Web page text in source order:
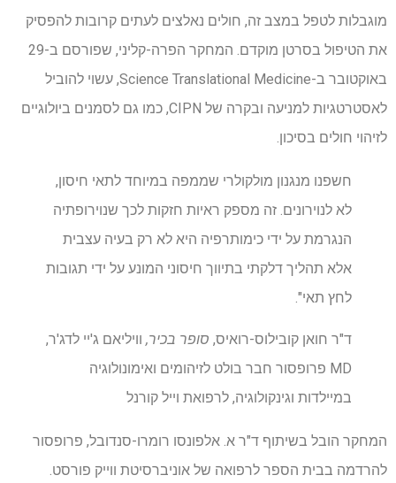
מוגבלות לטפל במצב זה, חולים נאלצים לעתים קרובות להפסיק
את הטיפול בסרטן מוקדם. המחקר הפרה-קליני, שפורסם ב-29
באוקטובר ב-Science Translational Medicine, עשוי להוביל
לאסטרטגיות למניעה ובקרה של CIPN, כמו גם לסמנים ביולוגיים
לזיהוי חולים בסיכון.
חשפנו מנגנון מולקולרי שממפה במיוחד לתאי חיסון,
לא לנוירונים. זה מספק ראיות חזקות לכך שנוירופתיה
הנגרמת על ידי כימותרפיה היא לא רק בעיה עצבית
אלא תהליך דלקתי בתיווך חיסוני המונע על ידי תגובות
לחץ תאי".
ד"ר חואן קובילוס-רואיס, סופר בכיר, וויליאם ג'יי לדג'ר,
MD פרופסור חבר בולט לזיהומים ואימונולוגיה
במיילדות וגינקולוגיה, לרפואת וייל קורנל
המחקר הובל בשיתוף ד"ר א. אלפונסו רומרו-סנדובל, פרופסור
להרדמה בבית הספר לרפואה של אוניברסיטת ווייק פורסט.